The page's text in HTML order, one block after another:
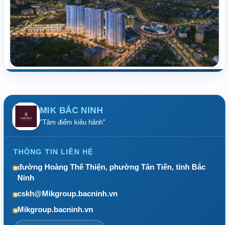
MIK BẮC NINH
"Tâm điểm kiêu hãnh"
THÔNG TIN LIÊN HỆ
đường Hoàng Thế Thiện, phường Tân Tiến, tỉnh Bắc
Ninh
cskh@Mikgroup.bacninh.vn
Mikgroup.bacninh.vn